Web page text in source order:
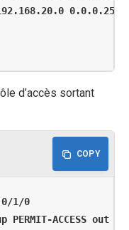
0.0.0.255
d’accès sortant
COPY
1/0
ACCESS out